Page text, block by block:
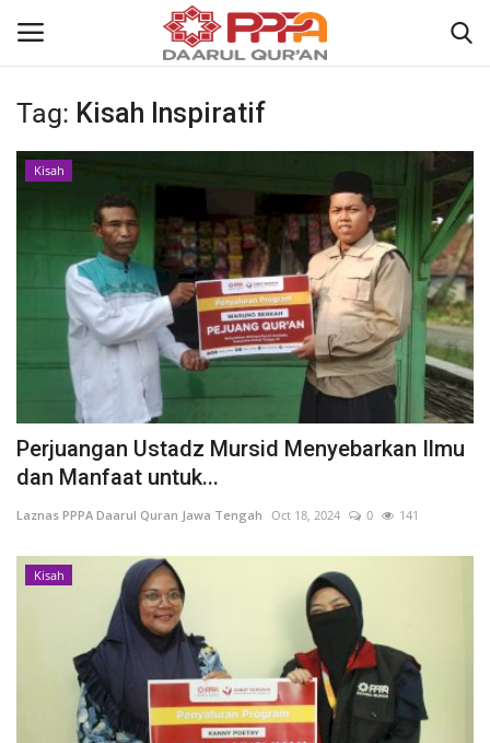
Login Register
About
News
Wisuda Akbar
Kisah
Blog
Tag: Kisah Inspiratif
Kisah
Perjuangan Ustadz Mursid Menyebarkan Ilmu
dan Manfaat untuk...
Laznas PPPA Daarul Quran Jawa Tengah Oct 18, 2024 0 141
Kisah